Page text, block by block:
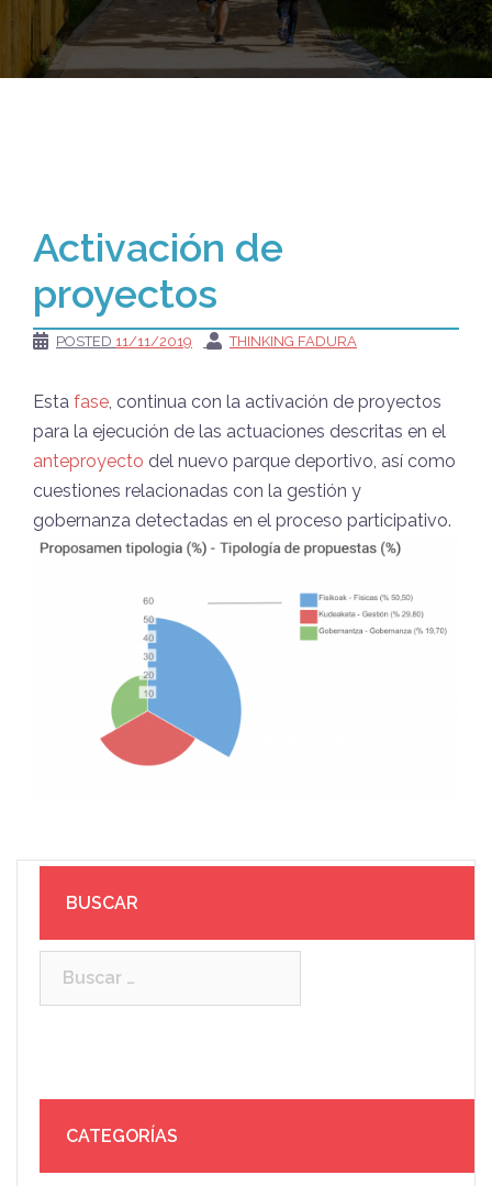
Activación de
proyectos
POSTED 11/11/2019 THINKING FADURA
Esta fase, continua con la activación de proyectos
para la ejecución de las actuaciones descritas en el
anteproyecto del nuevo parque deportivo, así como
cuestiones relacionadas con la gestión y
gobernanza detectadas en el proceso participativo.
BUSCAR
CATEGORÍAS